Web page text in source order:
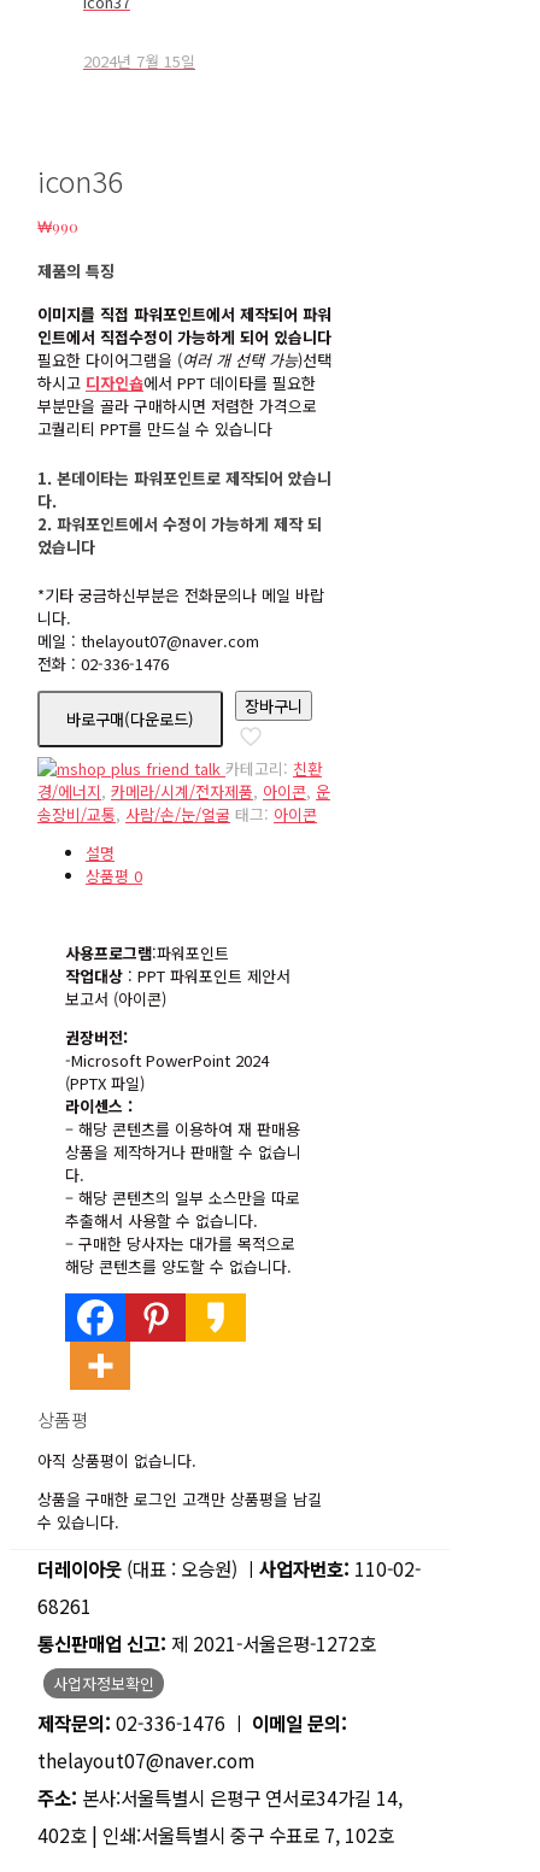
2024년 7월 15일
icon36
₩990
제품의 특징
이미지를 직접 파워포인트에서 제작되어 파워
인트에서 직접수정이 가능하게 되어 있습니다
필요한 다이어그램을 (여러 개 선택 가능)선택
하시고 디자인숍에서 PPT 데이타를 필요한
부분만을 골라 구매하시면 저렴한 가격으로
고퀄리티 PPT를 만드실 수 있습니다
1. 본데이타는 파워포인트로 제작되어 았습니
다.
2. 파워포인트에서 수정이 가능하게 제작 되
었습니다
*기타 궁금하신부분은 전화문의나 메일 바랍
니다.
메일 : thelayout07@naver.com
전화 : 02-336-1476
바로구매(다운로드)
icon36
수
량
장바구니
카테고리: 친환
경/에너지, 카메라/시계/전자제품, 아이콘, 운
송장비/교통, 사람/손/눈/얼굴 태그: 아이콘
설명
상품평 0
사용프로그램:파워포인트
작업대상 : PPT 파워포인트 제안서
보고서 (아이콘)
권장버전:
-Microsoft PowerPoint 2024
(PPTX 파일)
라이센스 :
– 해당 콘텐츠를 이용하여 재 판매용
상품을 제작하거나 판매할 수 없습니
다.
– 해당 콘텐츠의 일부 소스만을 따로
추출해서 사용할 수 없습니다.
– 구매한 당사자는 대가를 목적으로
해당 콘텐츠를 양도할 수 없습니다.
상품평
아직 상품평이 없습니다.
상품을 구매한 로그인 고객만 상품평을 남길
수 있습니다.
더레이아웃 (대표 : 오승원) ㅣ 사업자번호: 110-02-
68261
통신판매업 신고: 제 2021-서울은평-1272호
사업자정보확인
제작문의: 02-336-1476 ㅣ 이메일 문의:
thelayout07@naver.com
주소: 본사:서울특별시 은평구 연서로34가길 14,
402호 | 인쇄:서울특별시 중구 수표로 7, 102호